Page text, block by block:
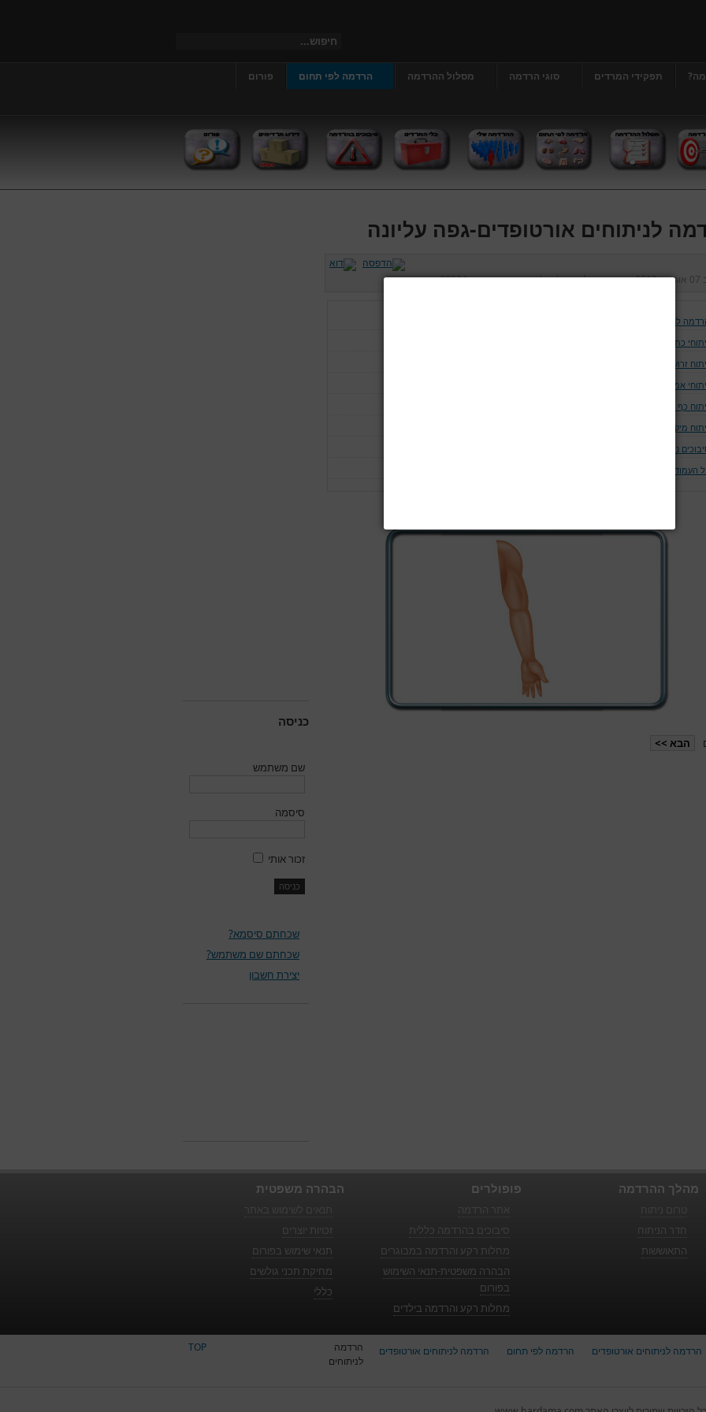
תפקידי המרדים סוגי הרדמה מסלול ההרדמה הרדמה לפי תחום
פורום
לניתוחים אורטופדים-גפה עליונה
07 אוגוסט 2013 נכתב על ידידר' גרג'י יונתן כניסות:29534
לניתוחים אורטופדים-גפה עליונה
כתף
זרוע
אמה/מרפק
כף יד
מיקרווסקולרי
נוספים בניתוחים אורטופדים
העמודים
הבא >>
כניסה
שם משתמש
סיסמה
זכור אותי
שכחתם סיסמא?
שכחתם שם משתמש?
יצירת חשבון
הבהרה משפטית
זכויות יוצרים
תנאי שימוש בפורום
מחיקת תכני גולשים
כללי
פופולרים
סיבוכים בהרדמה כללית
מחלות רקע והרדמה במבוגרים
הבהרה משפטית-תנאי השימוש
בפורום
מחלות רקע והרדמה בילדים
מהלך ההרדמה
חדר הניתוח
התאוששות
הרדמה לניתוחים אורטופדים הרדמה לפי תחום הרדמה לניתוחים אורטופדים
הרדמה
לניתוחים
TOP